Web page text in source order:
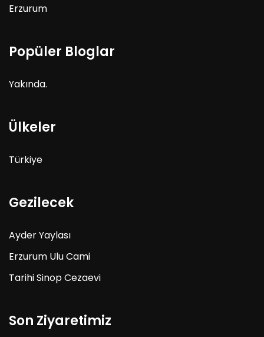
Erzurum
Popüler Bloglar
Yakında.
Ülkeler
Türkiye
Gezilecek
Ayder Yaylası
Erzurum Ulu Cami
Tarihi Sinop Cezaevi
Son Ziyaretimiz